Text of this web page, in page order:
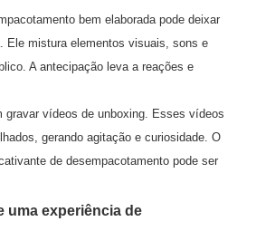
bem elaborada pode deixar
Ele mistura elementos visuais, sons e
A antecipação leva a reações e
gravar vídeos de unboxing. Esses vídeos
gerando agitação e curiosidade. O
de desempacotamento pode ser
uma experiência de